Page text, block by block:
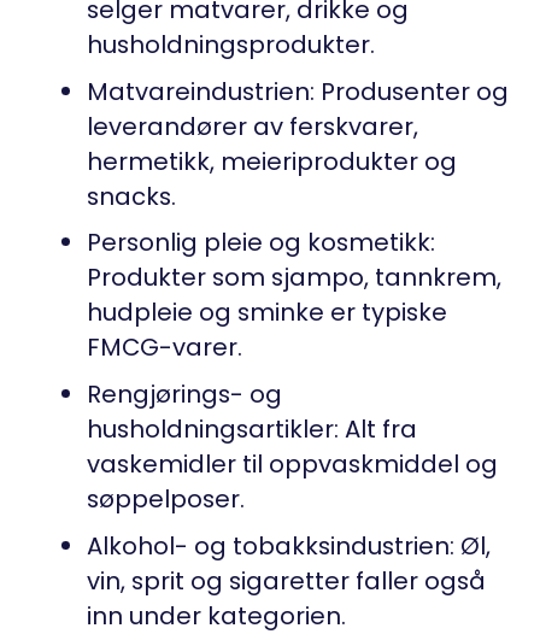
selger matvarer, drikke og
husholdningsprodukter.
Matvareindustrien: Produsenter og
leverandører av ferskvarer,
hermetikk, meieriprodukter og
snacks.
Personlig pleie og kosmetikk:
Produkter som sjampo, tannkrem,
hudpleie og sminke er typiske
FMCG-varer.
Rengjørings- og
husholdningsartikler: Alt fra
vaskemidler til oppvaskmiddel og
søppelposer.
Alkohol- og tobakksindustrien: Øl,
vin, sprit og sigaretter faller også
inn under kategorien.